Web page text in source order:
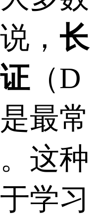
， 长
（D
最常
这种
学习